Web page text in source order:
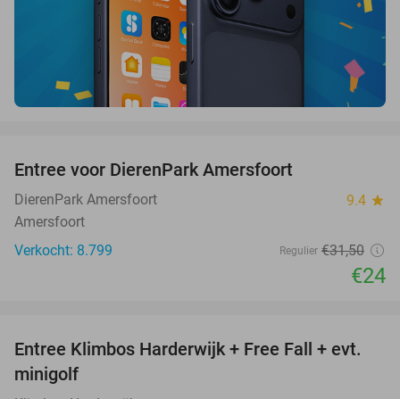
Entree voor DierenPark Amersfoort
DierenPark Amersfoort 9.4 star
Amersfoort
Verkocht: 8.799
Regulier €31,50
€24
30%
Entree Klimbos Harderwijk + Free Fall + evt.
minigolf